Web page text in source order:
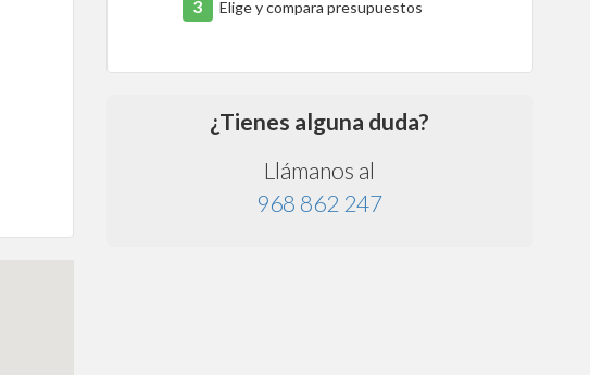
3 Elige y compara presupuestos
¿Tienes alguna duda?
Llámanos al
968 862 247